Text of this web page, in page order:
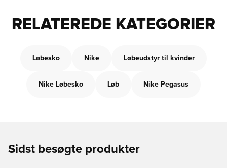
RELATEREDE KATEGORIER
Løbesko Nike Løbeudstyr til kvinder
Nike Løbesko Løb Nike Pegasus
Sidst besøgte produkter